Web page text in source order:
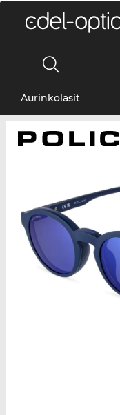
Aurinkolasit